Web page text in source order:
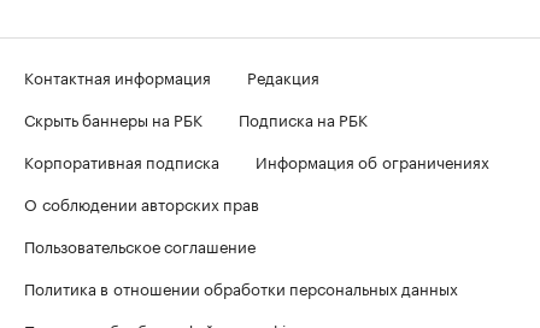
Контактная информация
Редакция
Скрыть баннеры на РБК
Подписка на РБК
Корпоративная подписка
Информация об ограничениях
О соблюдении авторских прав
Пользовательское соглашение
Политика в отношении обработки персональных данных